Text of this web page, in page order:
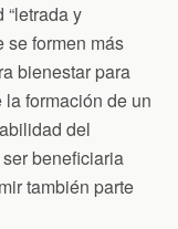
y
se formen más
bienestar para
formación de un
del
beneficiaria
también parte